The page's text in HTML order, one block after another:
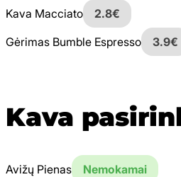
Kava Macciato
2.8€
Gėrimas Bumble Espresso
3.9€
Kava
Avižų Pienas
Nemokamai